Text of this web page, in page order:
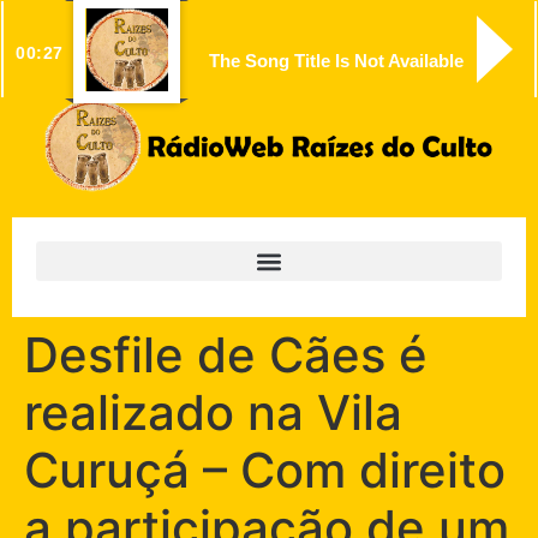
00:27 The Song Title Is Not Available
Desfile de Cães é
realizado na Vila
Curuçá – Com direito